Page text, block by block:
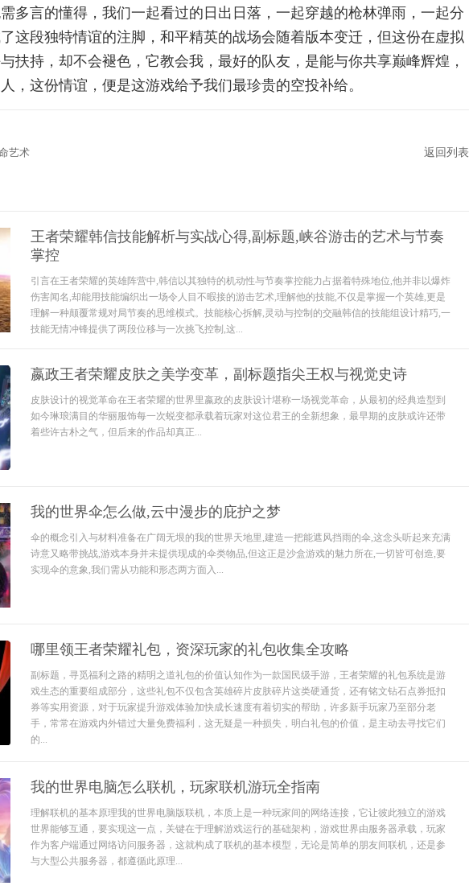
多言的懂得，我们一起看过的日出日落，一起穿越的枪林弹雨，一起分
这段独特情谊的注脚，和平精英的战场会随着版本变迁，但这份在虚拟
扶持，却不会褪色，它教会我，最好的队友，是能与你共享巅峰辉煌，
，这份情谊，便是这游戏给予我们最珍贵的空投补给。
艺术 返回列表
王者荣耀韩信技能解析与实战心得,副标题,峡谷游击的艺术与节奏
掌控
引言在王者荣耀的英雄阵营中,韩信以其独特的机动性与节奏掌控能力占据着特殊地位,他并非以爆炸
伤害闻名,却能用技能编织出一场令人目不暇接的游击艺术,理解他的技能,不仅是掌握一个英雄,更是
理解一种颠覆常规对局节奏的思维模式。技能核心拆解,灵动与控制的交融韩信的技能组设计精巧,一
技能无情冲锋提供了两段位移与一次挑飞控制,这...
嬴政王者荣耀皮肤之美学变革，副标题指尖王权与视觉史诗
皮肤设计的视觉革命在王者荣耀的世界里嬴政的皮肤设计堪称一场视觉革命，从最初的经典造型到
如今琳琅满目的华丽服饰每一次蜕变都承载着玩家对这位君王的全新想象，最早期的皮肤或许还带
着些许古朴之气，但后来的作品却真正...
我的世界伞怎么做,云中漫步的庇护之梦
伞的概念引入与材料准备在广阔无垠的我的世界天地里,建造一把能遮风挡雨的伞,这念头听起来充满
诗意又略带挑战,游戏本身并未提供现成的伞类物品,但这正是沙盒游戏的魅力所在,一切皆可创造,要
实现伞的意象,我们需从功能和形态两方面入...
哪里领王者荣耀礼包，资深玩家的礼包收集全攻略
副标题，寻觅福利之路的精明之道礼包的价值认知作为一款国民级手游，王者荣耀的礼包系统是游
戏生态的重要组成部分，这些礼包不仅包含英雄碎片皮肤碎片这类硬通货，还有铭文钻石点券抵扣
券等实用资源，对于玩家提升游戏体验加快成长速度有着切实的帮助，许多新手玩家乃至部分老
手，常常在游戏内外错过大量免费福利，这无疑是一种损失，明白礼包的价值，是主动去寻找它们
的...
我的世界电脑怎么联机，玩家联机游玩全指南
理解联机的基本原理我的世界电脑版联机，本质上是一种玩家间的网络连接，它让彼此独立的游戏
世界能够互通，要实现这一点，关键在于理解游戏运行的基础架构，游戏世界由服务器承载，玩家
作为客户端通过网络访问服务器，这就构成了联机的基本模型，无论是简单的朋友间联机，还是参
与大型公共服务器，都遵循此原理...